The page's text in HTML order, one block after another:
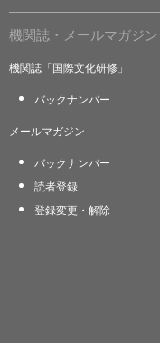
機関誌・メールマガジン
機関誌「国際文化研修」
バックナンバー
メールマガジン
バックナンバー
読者登録
登録変更・解除